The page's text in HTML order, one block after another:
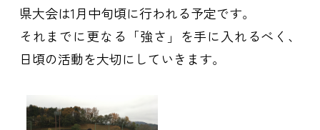
県大会は1月中旬頃に行われる予定です。
それまでに更なる「強さ」を手に入れるべく、
日頃の活動を大切にしていきます。